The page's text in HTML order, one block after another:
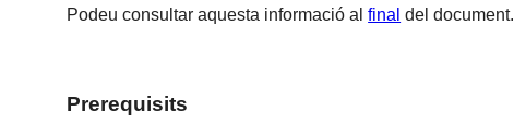
Podeu consultar aquesta informació alfinal del document.
Prerequisits